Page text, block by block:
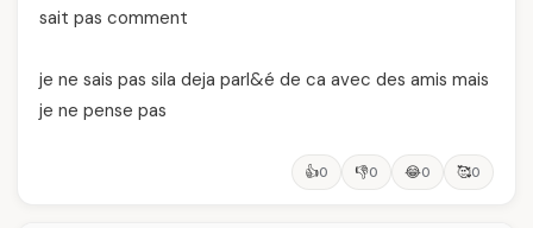
sait pas comment
je ne sais pas sila deja parl&é de ca avec des amis mais
je ne pense pas
👍0 👎0 😂0 🥰0